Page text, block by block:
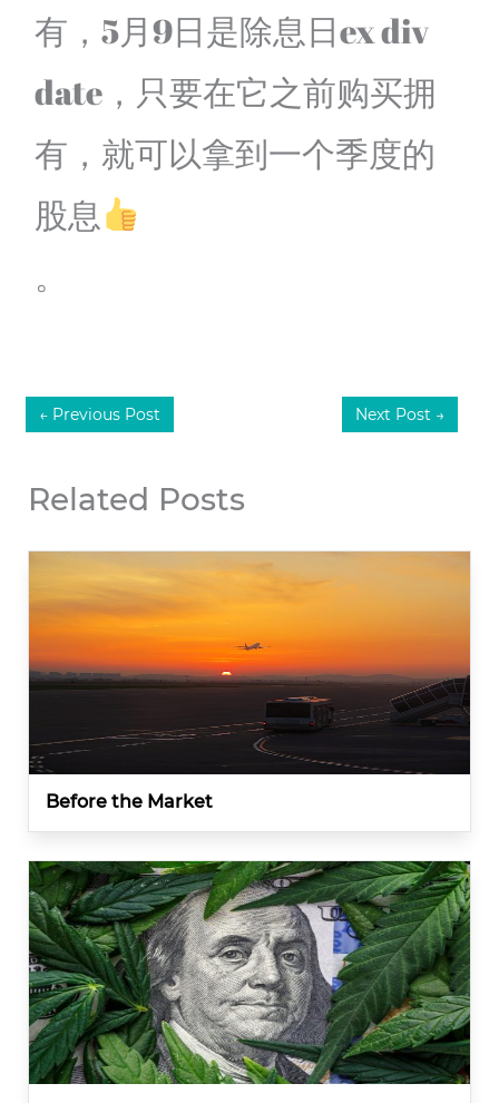
有，5月9日是除息日ex div
date，只要在它之前购买拥
有，就可以拿到一个季度的
股息
。
← Previous Post Next Post →
Related Posts
Before the Market